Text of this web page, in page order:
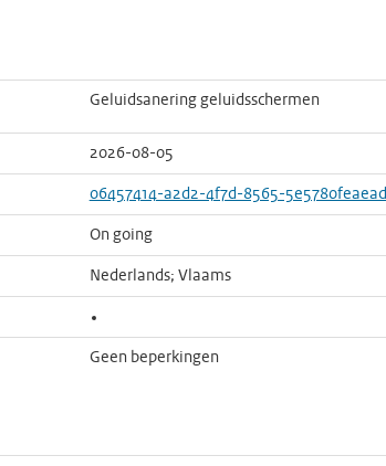
Geluidsanering geluidsschermen
2026-08-05
06457414-a2d2-4f7d-8565-5e5780feaead
On going
Nederlands; Vlaams
Geen beperkingen